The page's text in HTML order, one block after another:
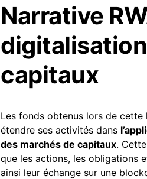
Narrative
capitaux
Les fonds obtenus lors de
étendre ses activités dans
des marchés de capitaux.
que les actions, les obligations
ainsi leur échange sur une